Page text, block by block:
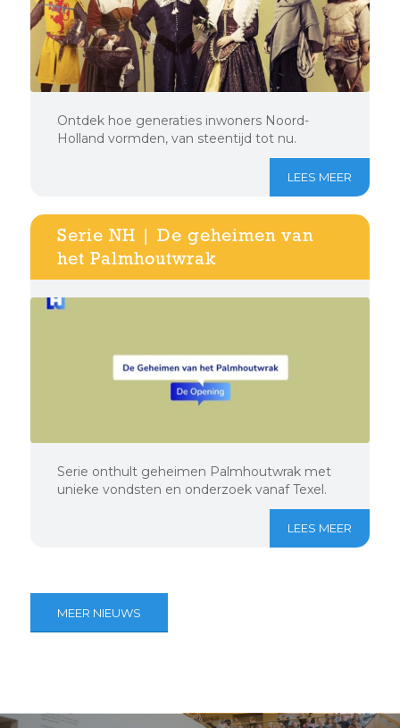
Ontdek hoe generaties inwoners Noord-
Holland vormden, van steentijd tot nu.
LEES MEER
Serie NH | De geheimen van
het Palmhoutwrak
Serie onthult geheimen Palmhoutwrak met
unieke vondsten en onderzoek vanaf Texel.
LEES MEER
MEER NIEUWS